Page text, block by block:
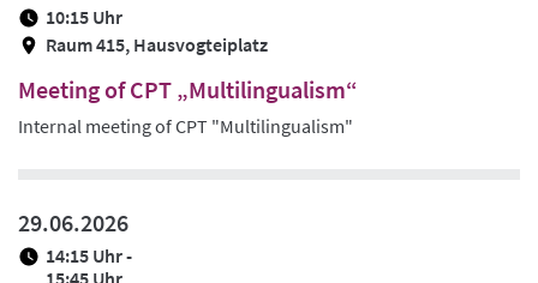
10:15 Uhr
Raum 415, Hausvogteiplatz
Meeting of CPT „Multilingualism“
Internal meeting of CPT "Multilingualism"
29.06.2026
14:15 Uhr -